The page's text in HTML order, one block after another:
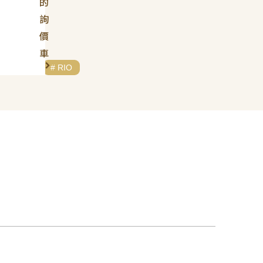
的
詢
價
車
# RIO